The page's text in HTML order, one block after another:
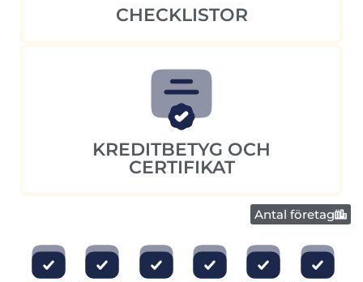
CHECKLISTOR
KREDITBETYG OCH
CERTIFIKAT
Antal företag